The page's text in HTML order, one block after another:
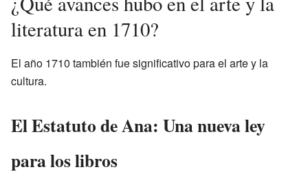
literatura en 1710?
El año 1710 también fue significativo para el arte y la
cultura.
El Estatuto de Ana: Una nueva ley
para los libros